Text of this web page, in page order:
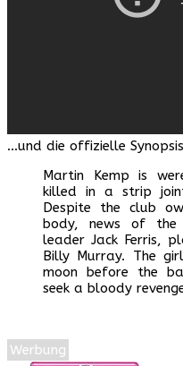
…und die offizielle
Martin Kemp is
killed in a strip
Despite the club
body, news of the
leader Jack Ferris,
Billy Murray. The
moon before the
seek a bloody
Werbung